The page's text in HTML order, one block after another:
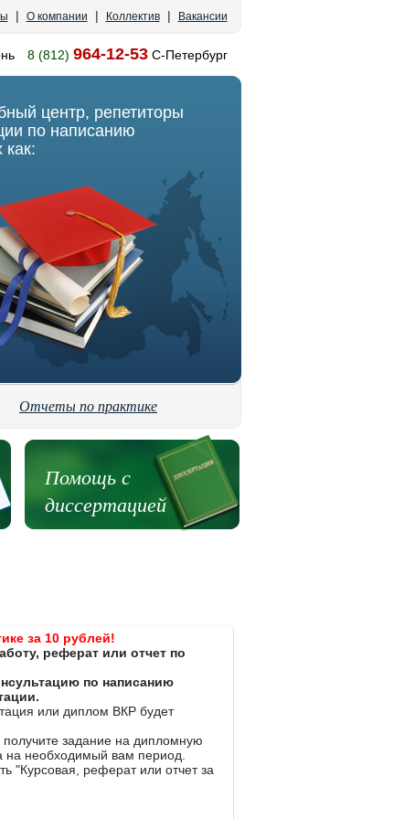
| О компании | Коллектив| Вакансии
8 (812) 964-12-53С-Петербург
центр, репетиторы
по написанию
как:
Отчеты по практике
Помощь с
диссертацией
за 10 рублей!
реферат или отчет по
по написанию
или диплом ВКР будет
задание на дипломную
необходимый вам период.
"Курсовая, реферат или отчет за